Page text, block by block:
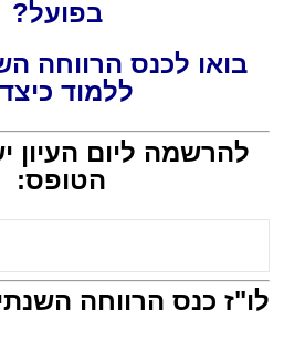
בפועל?
בואו לכנס הרווחה
ללמוד
להרשמה ליום
הטופס:
לו"ז כנס הרווחה השנתי